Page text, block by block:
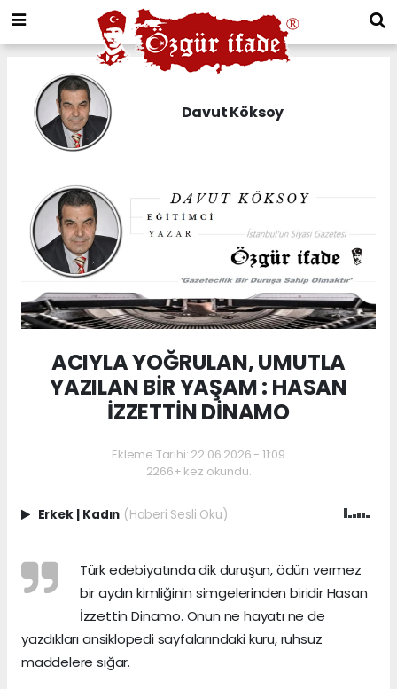
Davut Köksoy
ACIYLA YOĞRULAN, UMUTLA
YAZILAN BİR YAŞAM : HASAN
İZZETTİN DİNAMO
Ekleme Tarihi: 22.06.2026 - 11:09
2266+ kez okundu.
Erkek | Kadın (Haberi Sesli Oku)
Türk edebiyatında dik duruşun, ödün vermez
bir aydın kimliğinin simgelerinden biridir Hasan
İzzettin Dinamo. Onun ne hayatı ne de
yazdıkları ansiklopedi sayfalarındaki kuru, ruhsuz
maddelere sığar.